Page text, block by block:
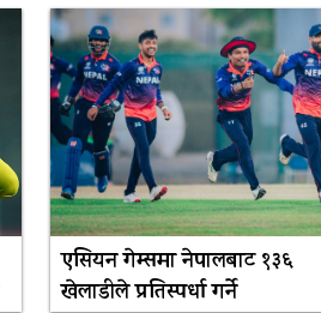
एसियन गेम्समा नेपालबाट १३६
खेलाडीले प्रतिस्पर्धा गर्ने